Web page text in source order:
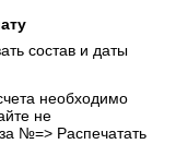
состав и даты
необходимо
не
№=> Распечатать